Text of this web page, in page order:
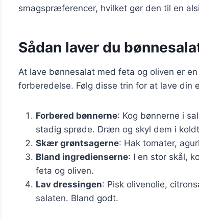
smagspræferencer, hvilket gør den til en
Sådan laver du
At lave bønnesalat med feta og oliven er
forberedelse. Følg disse trin for at lave din
Forbered bønnerne: Kog bønnerne i
stadig sprøde. Dræn og skyl dem i
Skær grøntsagerne: Hak tomater,
Bland ingredienserne: I en stor skål,
feta og oliven.
Lav dressingen: Pisk olivenolie,
salaten. Bland godt.